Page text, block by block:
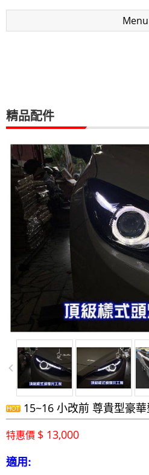
Menu
精品配件
15~16 小改前 尊貴型豪
特惠價 $ 13,000
適用: